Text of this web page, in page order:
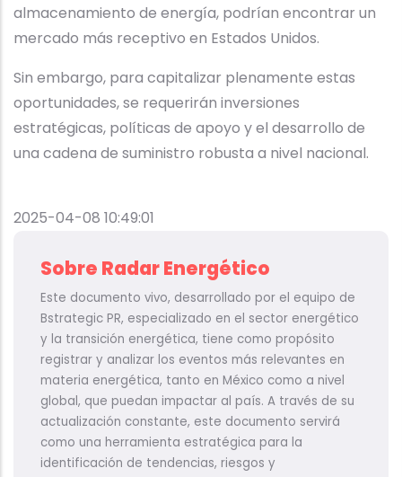
almacenamiento de energía, podrían encontrar un
mercado más receptivo en Estados Unidos.
Sin embargo, para capitalizar plenamente estas
oportunidades, se requerirán inversiones
estratégicas, políticas de apoyo y el desarrollo de
una cadena de suministro robusta a nivel nacional.
2025-04-08 10:49:01
Sobre Radar Energético
Este documento vivo, desarrollado por el equipo de
Bstrategic PR, especializado en el sector energético
y la transición energética, tiene como propósito
registrar y analizar los eventos más relevantes en
materia energética, tanto en México como a nivel
global, que puedan impactar al país. A través de su
actualización constante, este documento servirá
como una herramienta estratégica para la
identificación de tendencias, riesgos y